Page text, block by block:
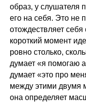
образ, у слушателя
его на себя. Это не
отождествляет
короткий момент
ровно столько,
думает «я помогаю
думает «это про
между этими двумя
она определяет